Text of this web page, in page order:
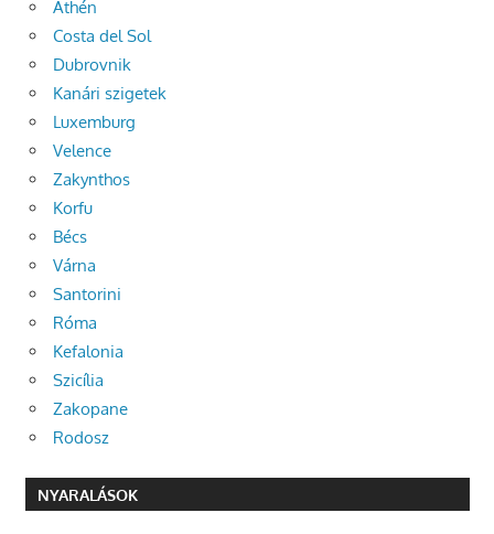
Athén
Costa del Sol
Dubrovnik
Kanári szigetek
Luxemburg
Velence
Zakynthos
Korfu
Bécs
Várna
Santorini
Róma
Kefalonia
Szicília
Zakopane
Rodosz
NYARALÁSOK